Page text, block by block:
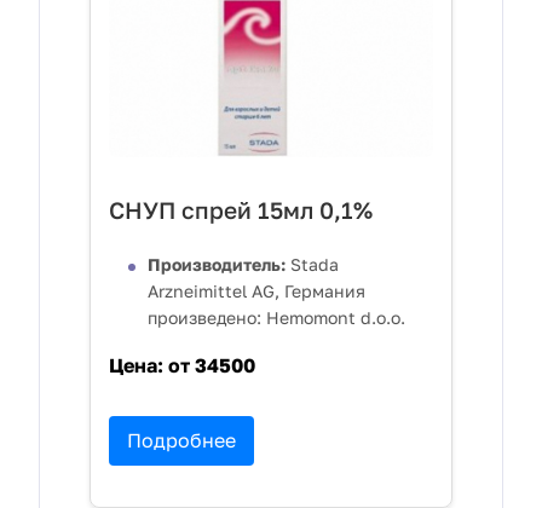
СНУП спрей 15мл 0,1%
Производитель: Stada
Arzneimittel AG, Германия
произведено: Hemomont d.o.o.
Цена: от 34500
Подробнее